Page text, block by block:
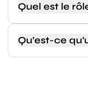
Quel est le
Qu’est-ce